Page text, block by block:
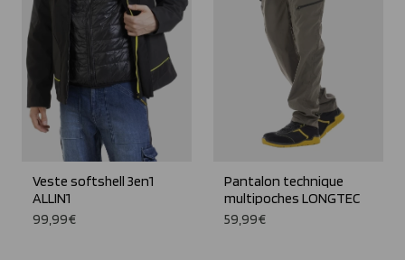
Veste softshell 3en1
ALLIN1
99,99€
Pantalon technique
multipoches LONGTEC
59,99€